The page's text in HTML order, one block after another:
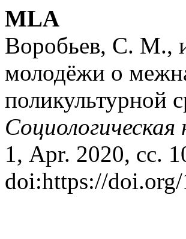
MLA
Воробьев, С. М.,
молодёжи о
поликультурной
1, Apr. 2020, сс.
doi:https://